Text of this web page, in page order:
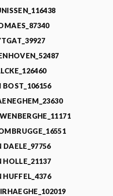
BOST_106156
DAELE_97756
HOLLE_21137
HUFFEL_4376